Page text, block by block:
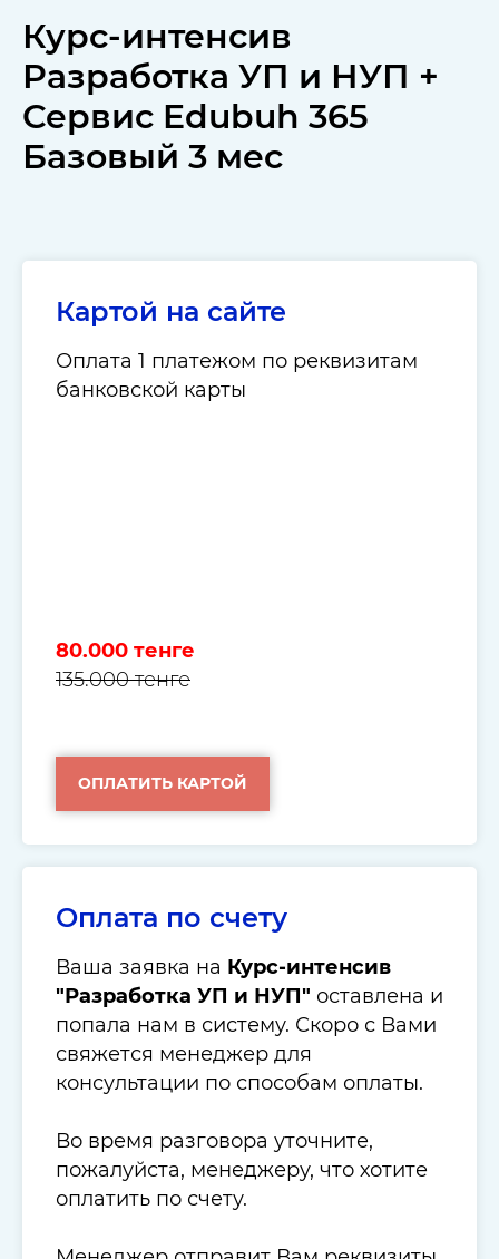
Курс-интенсив
Разработка УП и НУП +
Сервис Edubuh 365
Базовый 3 мес
Картой на сайте
Оплата 1 платежом по реквизитам
банковской карты
80.000 тенге
135.000 тенге
ОПЛАТИТЬ КАРТОЙ
Оплата по счету
Ваша заявка на Курс-интенсив
"Разработка УП и НУП" оставлена и
попала нам в систему. Скоро с Вами
свяжется менеджер для
консультации по способам оплаты.
Во время разговора уточните,
пожалуйста, менеджеру, что хотите
оплатить по счету.